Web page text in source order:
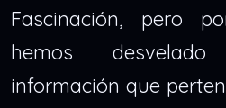
Fascinación, pero
hemos
información que